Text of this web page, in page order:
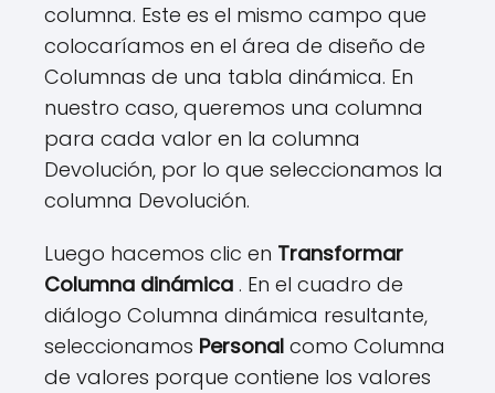
columna. Este es el mismo campo que
colocaríamos en el área de diseño de
Columnas de una tabla dinámica. En
nuestro caso, queremos una columna
para cada valor en la columna
Devolución, por lo que seleccionamos la
columna Devolución.
Luego hacemos clic en Transformar
Columna dinámica . En el cuadro de
diálogo Columna dinámica resultante,
seleccionamos Personal como Columna
de valores porque contiene los valores